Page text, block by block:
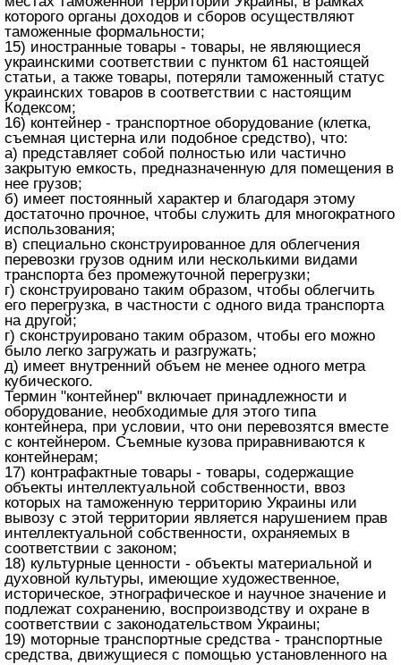
которого органы доходов и сборов осуществляют
таможенные формальности;
15) иностранные товары - товары, не являющиеся
украинскими соответствии с пунктом 61 настоящей
статьи, а также товары, потеряли таможенный статус
украинских товаров в соответствии с настоящим
Кодексом;
16) контейнер - транспортное оборудование (клетка,
съемная цистерна или подобное средство), что:
а) представляет собой полностью или частично
закрытую емкость, предназначенную для помещения в
нее грузов;
б) имеет постоянный характер и благодаря этому
достаточно прочное, чтобы служить для многократного
использования;
в) специально сконструированное для облегчения
перевозки грузов одним или несколькими видами
транспорта без промежуточной перегрузки;
г) сконструировано таким образом, чтобы облегчить
его перегрузка, в частности с одного вида транспорта
на другой;
г) сконструировано таким образом, чтобы его можно
было легко загружать и разгружать;
д) имеет внутренний объем не менее одного метра
кубического.
Термин "контейнер" включает принадлежности и
оборудование, необходимые для этого типа
контейнера, при условии, что они перевозятся вместе
с контейнером. Съемные кузова приравниваются к
контейнерам;
17) контрафактные товары - товары, содержащие
объекты интеллектуальной собственности, ввоз
которых на таможенную территорию Украины или
вывозу с этой территории является нарушением прав
интеллектуальной собственности, охраняемых в
соответствии с законом;
18) культурные ценности - объекты материальной и
духовной культуры, имеющие художественное,
историческое, этнографическое и научное значение и
подлежат сохранению, воспроизводству и охране в
соответствии с законодательством Украины;
19) моторные транспортные средства - транспортные
средства, движущиеся с помощью установленного на